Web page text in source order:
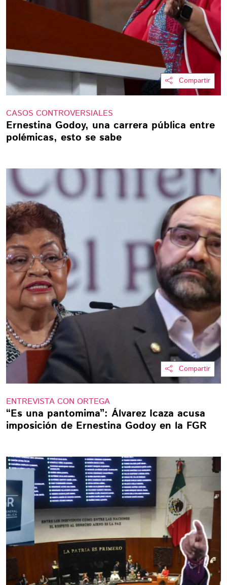
Compartir
CASOS CONTROVERSIALES
Ernestina Godoy, una carrera pública entre
polémicas, esto se sabe
Compartir
ENTREVISTA CON ORTEGA
“Es una pantomima”: Álvarez Icaza acusa
imposición de Ernestina Godoy en la FGR